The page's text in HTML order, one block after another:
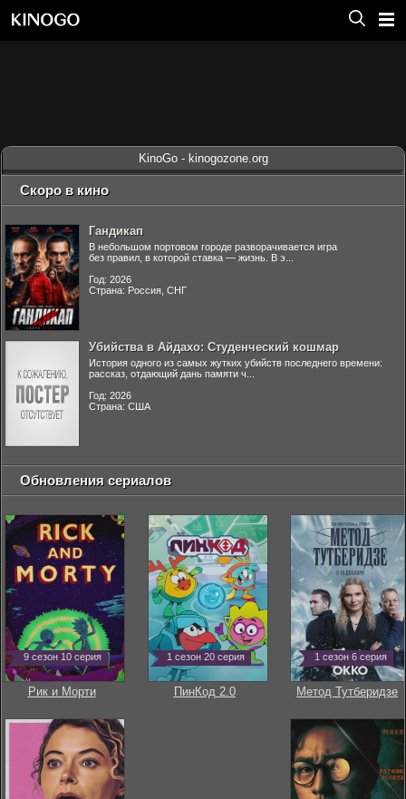
KinoGo - kinogozone.org
Скоро в кино
Гандикап
В небольшом портовом городе разворачивается игра
без правил, в которой ставка — жизнь. В э...
Год: 2026
Страна: Россия, СНГ
Убийства в Айдахо: Студенческий кошмар
История одного из самых жутких убийств последнего времени:
рассказ, отдающий дань памяти ч...
Год: 2026
Страна: США
Обновления сериалов
9 сезон 10 серия
Рик и Морти
1 сезон 20 серия
ПинКод 2.0
1 сезон 6 серия
Метод Тутберидзе